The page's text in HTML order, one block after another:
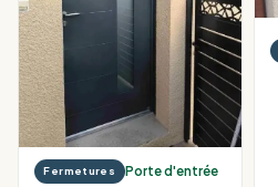
Fermetures Porte d'entrée